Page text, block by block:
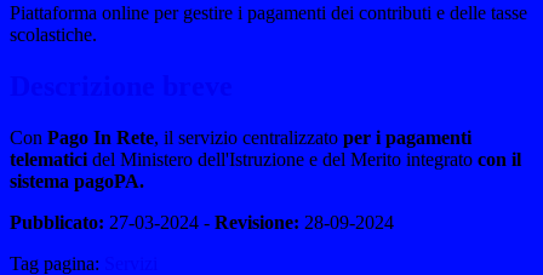
Piattaforma online per gestire i pagamenti dei contributi e delle tasse
scolastiche.
Con Pago In Rete, il servizio centralizzato per i pagamenti
telematici del Ministero dell'Istruzione e del Merito integrato con il
sistema pagoPA.
Pubblicato: 27-03-2024 - Revisione: 28-09-2024
Tag pagina: